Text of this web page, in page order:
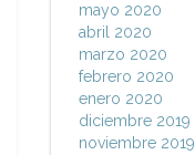
mayo 2020
abril 2020
marzo 2020
febrero 2020
enero 2020
diciembre 2019
noviembre 2019